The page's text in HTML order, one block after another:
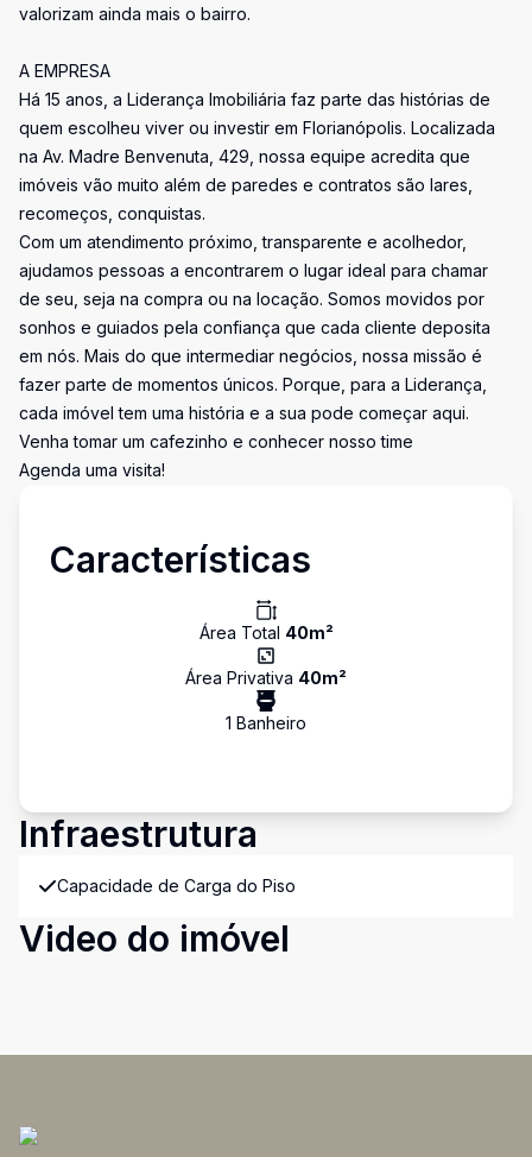
valorizam ainda mais o bairro.
A EMPRESA
Há 15 anos, a Liderança Imobiliária faz parte das histórias de
quem escolheu viver ou investir em Florianópolis. Localizada
na Av. Madre Benvenuta, 429, nossa equipe acredita que
imóveis vão muito além de paredes e contratos são lares,
recomeços, conquistas.
Com um atendimento próximo, transparente e acolhedor,
ajudamos pessoas a encontrarem o lugar ideal para chamar
de seu, seja na compra ou na locação. Somos movidos por
sonhos e guiados pela confiança que cada cliente deposita
em nós. Mais do que intermediar negócios, nossa missão é
fazer parte de momentos únicos. Porque, para a Liderança,
cada imóvel tem uma história e a sua pode começar aqui.
Venha tomar um cafezinho e conhecer nosso time
Agenda uma visita!
Características
Área Total 40m²
Área Privativa 40m²
1 Banheiro
Infraestrutura
Capacidade de Carga do Piso
Video do imóvel